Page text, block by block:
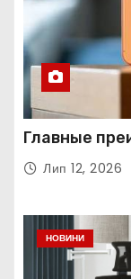
Главные
Лип 12, 2026
НОВИНИ